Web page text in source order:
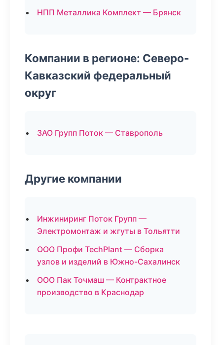
НПП Металлика Комплект — Брянск
Компании в регионе: Северо-
Кавказский федеральный
округ
ЗАО Групп Поток — Ставрополь
Другие компании
Инжиниринг Поток Групп —
Электромонтаж и жгуты в Тольятти
ООО Профи TechPlant — Сборка
узлов и изделий в Южно-Сахалинск
ООО Пак Точмаш — Контрактное
производство в Краснодар